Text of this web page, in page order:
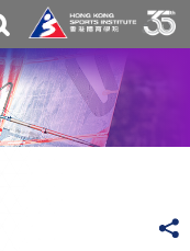
關
搜
尋